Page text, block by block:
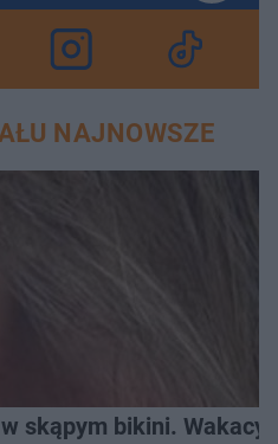
NAJNOWSZE
skąpym bikini.